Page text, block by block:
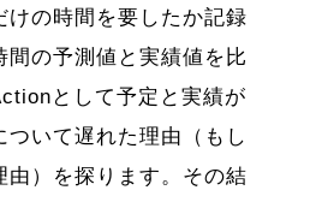
けの時間を要したか記録
間の予測値と実績値を比
として予定と実績が
いて遅れた理由（もし
由）を探ります。その結